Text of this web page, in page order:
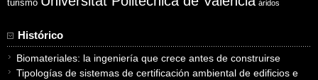
turismo áridos
Histórico
Biomateriales: la ingeniería que crece antes de construirse
Tipologías de sistemas de certificación ambiental de edificios e